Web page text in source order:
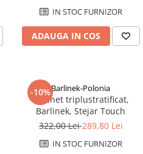
IN STOC FURNIZOR
ADAUGA IN COS
-10%Barlinek-Polonia
Parchet triplustratificat,
Barlinek, Stejar Touch
322,00 Lei289,80 Lei
IN STOC FURNIZOR